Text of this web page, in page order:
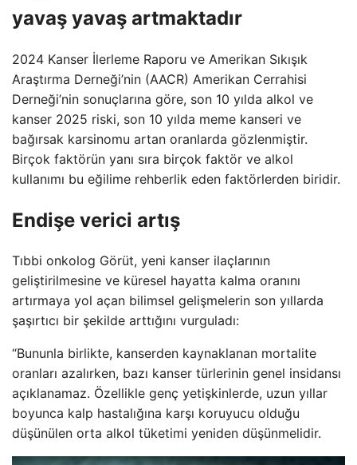
yavaş yavaş artmaktadır
2024 Kanser İlerleme Raporu ve Amerikan Sıkışık
Araştırma Derneği’nin (AACR) Amerikan Cerrahisi
Derneği’nin sonuçlarına göre, son 10 yılda alkol ve
kanser 2025 riski, son 10 yılda meme kanseri ve
bağırsak karsinomu artan oranlarda gözlenmiştir.
Birçok faktörün yanı sıra birçok faktör ve alkol
kullanımı bu eğilime rehberlik eden faktörlerden biridir.
Endişe verici artış
Tıbbi onkolog Görüt, yeni kanser ilaçlarının
geliştirilmesine ve küresel hayatta kalma oranını
artırmaya yol açan bilimsel gelişmelerin son yıllarda
şaşırtıcı bir şekilde arttığını vurguladı:
“Bununla birlikte, kanserden kaynaklanan mortalite
oranları azalırken, bazı kanser türlerinin genel insidansı
açıklanamaz. Özellikle genç yetişkinlerde, uzun yıllar
boyunca kalp hastalığına karşı koruyucu olduğu
düşünülen orta alkol tüketimi yeniden düşünmelidir.